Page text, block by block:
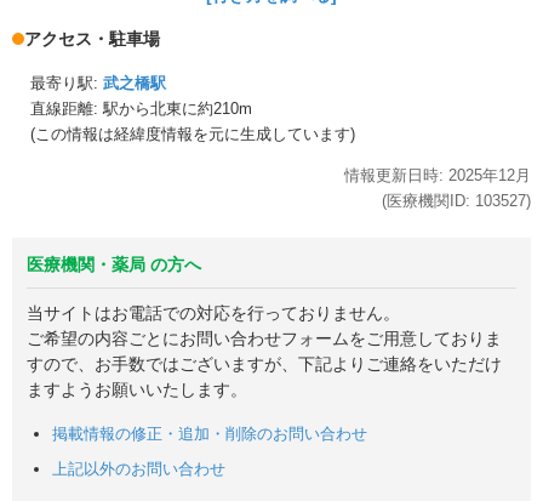
アクセス・駐車場
最寄り駅: 武之橋駅
直線距離: 駅から北東に約210m
(この情報は経緯度情報を元に生成しています)
情報更新日時: 2025年12月
(医療機関ID: 103527)
医療機関・薬局 の方へ
当サイトはお電話での対応を行っておりません。
ご希望の内容ごとにお問い合わせフォームをご用意しておりま
すので、お手数ではございますが、下記よりご連絡をいただけ
ますようお願いいたします。
掲載情報の修正・追加・削除のお問い合わせ
上記以外のお問い合わせ